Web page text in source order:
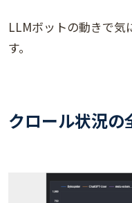
LLMボットの動きで気
す。
クロール状況の